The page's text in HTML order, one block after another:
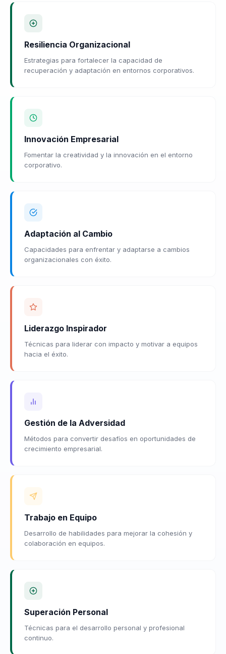
Resiliencia Organizacional
Estrategias para fortalecer la capacidad de
recuperación y adaptación en entornos corporativos.
Innovación Empresarial
Fomentar la creatividad y la innovación en el entorno
corporativo.
Adaptación al Cambio
Capacidades para enfrentar y adaptarse a cambios
organizacionales con éxito.
Liderazgo Inspirador
Técnicas para liderar con impacto y motivar a equipos
hacia el éxito.
Gestión de la Adversidad
Métodos para convertir desafíos en oportunidades de
crecimiento empresarial.
Trabajo en Equipo
Desarrollo de habilidades para mejorar la cohesión y
colaboración en equipos.
Superación Personal
Técnicas para el desarrollo personal y profesional
continuo.